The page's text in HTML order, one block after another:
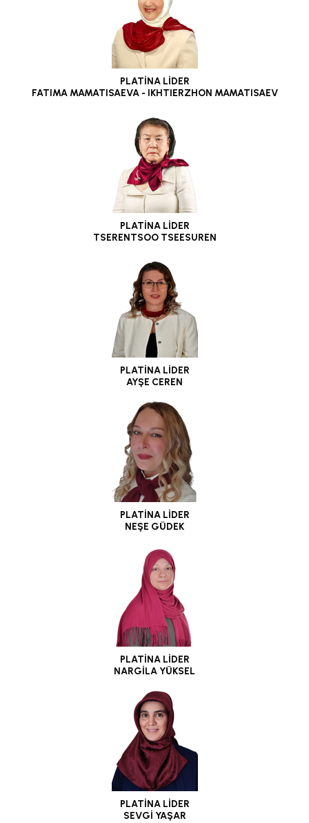
PLATİNA LİDER
FATIMA MAMATISAEVA - IKHTIERZHON MAMATISAEV
PLATİNA LİDER
TSERENTSOO TSEESUREN
PLATİNA LİDER
AYŞE CEREN
PLATİNA LİDER
NEŞE GÜDEK
PLATİNA LİDER
NARGİLA YÜKSEL
PLATİNA LİDER
SEVGİ YAŞAR